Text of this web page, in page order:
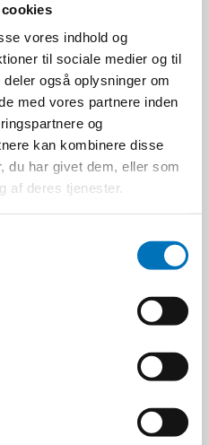
vores indhold og
til sociale medier og til
også oplysninger om
med vores partnere inden
og
kan kombinere disse
du har givet dem, eller som
af deres tjenester.